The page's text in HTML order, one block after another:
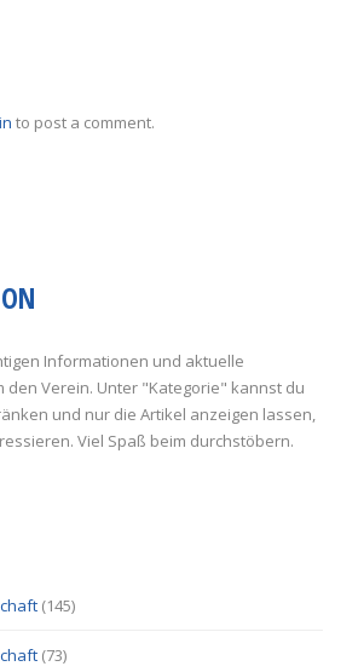
to post a comment.
Informationen und aktuelle
den Verein. Unter "Kategorie" kannst du
und nur die Artikel anzeigen lassen,
Viel Spaß beim durchstöbern.
(145)
(73)